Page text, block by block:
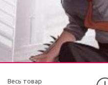
Весь товар